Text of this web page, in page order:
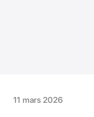
11 mars 2026